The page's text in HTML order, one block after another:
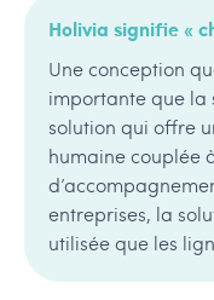
Holivia signifie «
Une conception
importante que la
solution qui offre
humaine couplée
entreprises, la
utilisée que les